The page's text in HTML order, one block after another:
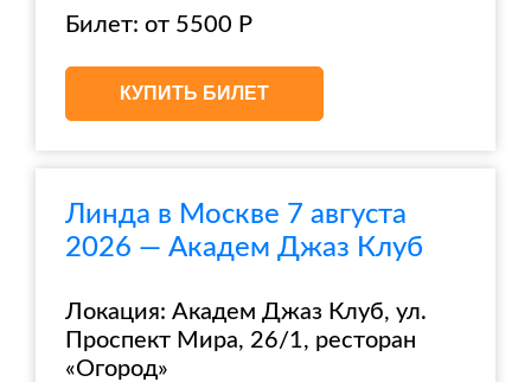
Билет: от 5500 Р
КУПИТЬ БИЛЕТ
Линда в Москве 7 августа
2026 — Академ Джаз Клуб
Локация: Академ Джаз Клуб, ул.
Проспект Мира, 26/1, ресторан
«Огород»